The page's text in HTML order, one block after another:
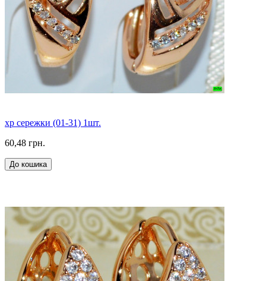
xp сережки (01-31) 1шт.
60,48 грн.
До кошика